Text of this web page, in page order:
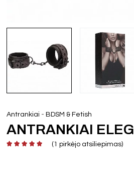
Antrankiai -BDSM & Fetish
ANTRANKIAI
(1 pirkėjo atsiliepimas)